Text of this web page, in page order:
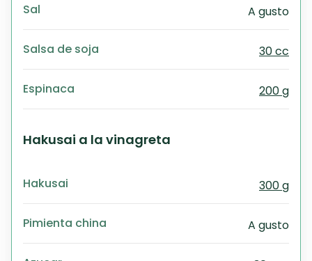
Sal A gusto
Salsa de soja 30 cc
Espinaca 200 g
Hakusai a la vinagreta
Hakusai 300 g
Pimienta china A gusto